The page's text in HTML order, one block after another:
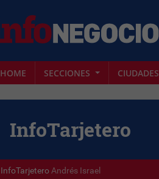
HOME SECCIONES CIUDADES
InfoTarjetero
InfoTarjeteroAndrés Israel